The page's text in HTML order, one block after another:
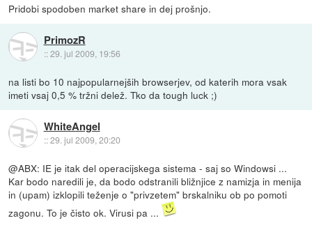
Pridobi spodoben market share in dej prošnjo.
PrimozR
::29. jul 2009, 19:56
na listi bo 10 najpopularnejših browserjev, od katerih mora vsak
imeti vsaj 0,5 % tržni delež. Tko da tough luck ;)
WhiteAngel
::29. jul 2009, 20:20
@ABX: IE je itak del operacijskega sistema - saj so Windowsi ...
Kar bodo naredili je, da bodo odstranili bližnjice z namizja in menija
in (upam) izklopili teženje o "privzetem" brskalniku ob po pomoti
zagonu. To je čisto ok. Virusi pa ...